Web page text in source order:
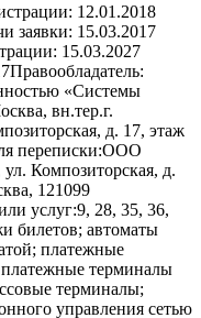
12.01.2018
заявки: 15.03.2017
15.03.2027
Правообладатель:
«Системы
вн.тер.г.
д. 17, этаж
переписки:ООО
Композиторская, д.
121099
услуг:9, 28, 35, 36,
билетов; автоматы
платежные
терминалы
терминалы;
управления сетью